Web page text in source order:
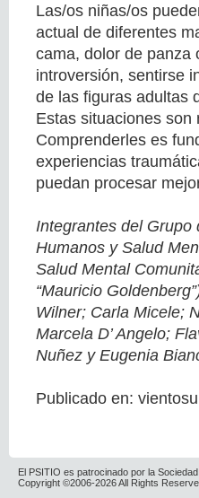
Las/os niñas/os
actual de diferentes
cama, dolor de panza
introversión, sentirse
de las figuras adultas
Estas situaciones son
Comprenderles es
experiencias
puedan procesar
Integrantes del Grupo
Humanos y Salud
Salud Mental
“Mauricio
Wilner; Carla Micele;
Marcela D’ Angelo;
Nuñez y Eugenia
Publicado en:
El PSITIO es patrocinado por la
Copyright ©2006-2026 All Rights